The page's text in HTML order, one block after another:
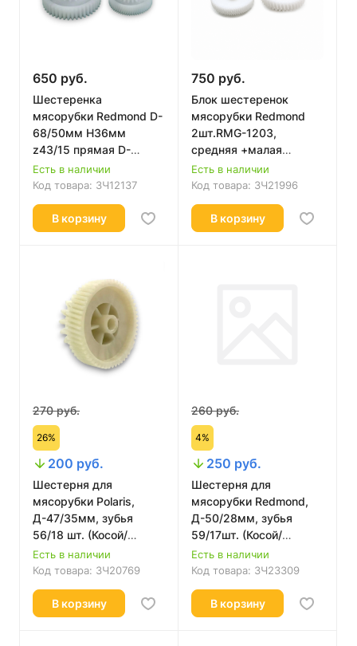
650 руб.
Шестеренка
мясорубки Redmond D-
68/50мм H36мм
z43/15 прямая D-
34/28мм H30мм
z59/17 RMG-1212
Есть в наличии
Код товара: ЗЧ12137
В корзину
750 руб.
Блок шестеренок
мясорубки Redmond
2шт.RMG-1203,
средняя +малая
,D=66/23 H=32/13 d=7,
D=62/32 H=28/11
Есть в наличии
Код товара: ЗЧ21996
В корзину
270 руб.
26%
200 руб.
Шестерня для
мясорубки Polaris,
Д-47/35мм, зубья
56/18 шт. (Косой/
прямой) 41.043-VIT
Есть в наличии
Код товара: ЗЧ20769
В корзину
260 руб.
4%
250 руб.
Шестерня для
мясорубки Redmond,
Д-50/28мм, зубья
59/17шт. (Косой/
прямой), H-29мм
41.001-VIT 069A
Есть в наличии
Код товара: ЗЧ23309
В корзину